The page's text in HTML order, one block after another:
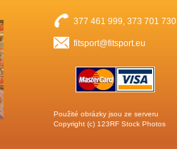
377 461 999, 373 701 730
fitsport@fitsport.eu
Použité obrázky jsou ze serveru
Copyright (c) 123RF Stock Photos